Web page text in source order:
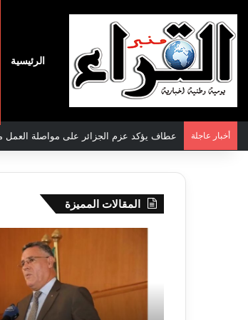
الرئيسية
أخبار عاجلة سعيود يشدد على إلزامية استكمال جميع
المقالات المميزة
عمل